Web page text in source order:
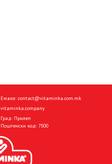
Емаил: contact@vitaminka.com.mk
vitaminka.company
Град: Прилеп
Поштенски код: 7500